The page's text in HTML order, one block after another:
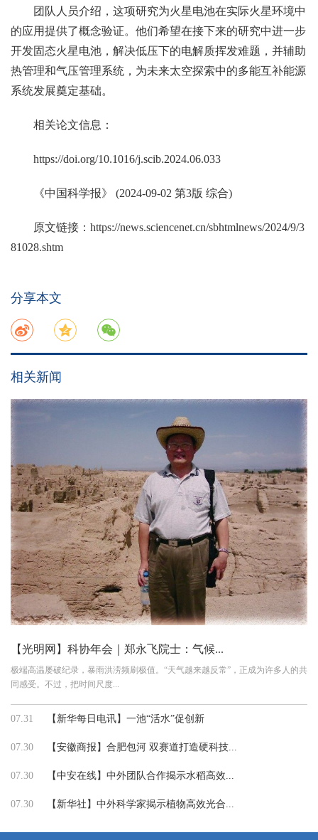
团队人员介绍，这项研究为火星电池在实际火星环境中
的应用提供了概念验证。他们希望在接下来的研究中进一步
开发固态火星电池，解决低压下的电解质挥发难题，并辅助
热管理和气压管理系统，为未来太空探索中的多能互补能源
系统发展奠定基础。
相关论文信息：
https://doi.org/10.1016/j.scib.2024.06.033
《中国科学报》 (2024-09-02 第3版 综合)
原文链接： https://news.sciencenet.cn/sbhtmlnews/2024/9/3
81028.shtm
分享本文
相关新闻
【光明网】科协年会｜郑永飞院士：气候...
极端高温屡破纪录，暴雨洪涝频刷极值。“天气越来越反常”，正成为许多人的共
同感受。不过，把时间尺度...
07.31 【新华每日电讯】一池“活水”促创新
07.30 【安徽商报】合肥包河 双赛道打造硬科技...
07.30 【中安在线】中外团队合作揭示水稻高效...
07.30 【新华社】中外科学家揭示植物高效光合...